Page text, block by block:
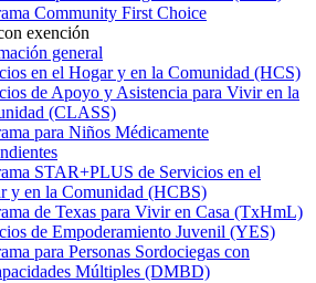
Community First Choice
exención
general
en el Hogar y en la Comunidad (HCS)
de Apoyo y Asistencia para Vivir en la
(CLASS)
para Niños Médicamente
STAR+PLUS de Servicios en el
y en la Comunidad (HCBS)
de Texas para Vivir en Casa (TxHmL)
de Empoderamiento Juvenil (YES)
para Personas Sordociegas con
Múltiples (DMBD)